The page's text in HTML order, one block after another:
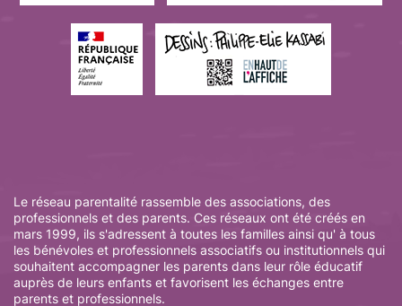
Le réseau parentalité rassemble des associations, des
professionnels et des parents. Ces réseaux ont été créés en
mars 1999, ils s'adressent à toutes les familles ainsi qu' à tous
les bénévoles et professionnels associatifs ou institutionnels qui
souhaitent accompagner les parents dans leur rôle éducatif
auprès de leurs enfants et favorisent les échanges entre
parents et professionnels.